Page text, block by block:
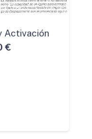
Activación
€